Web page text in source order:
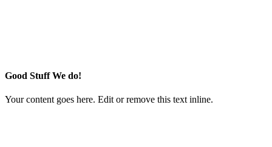
Good Stuff We do!
Your content goes here. Edit or remove this text inline.